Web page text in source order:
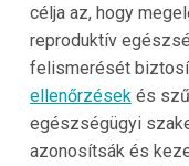
célja az, hogy
reproduktív
felismerését
ellenőrzésekés
egészségügyi
azonosítsák és